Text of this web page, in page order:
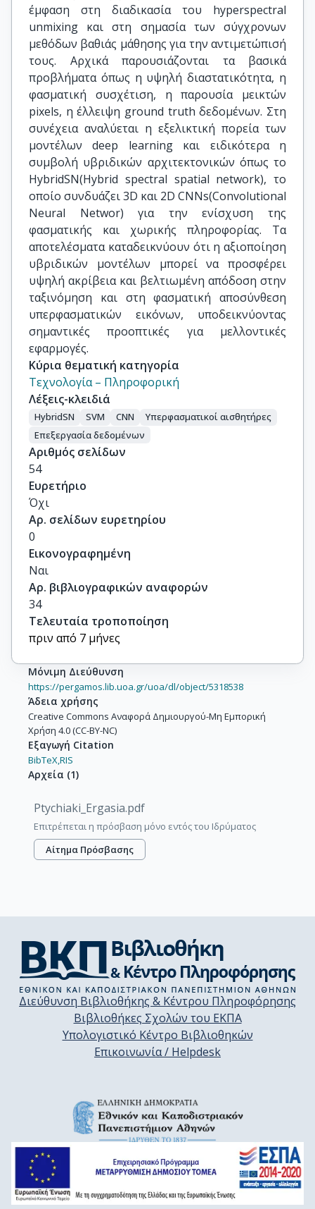
έμφαση στη διαδικασία του hyperspectral
unmixing και στη σημασία των σύγχρονων
μεθόδων βαθιάς μάθησης για την αντιμετώπισή
τους. Αρχικά παρουσιάζονται τα βασικά
προβλήματα όπως η υψηλή διαστατικότητα, η
φασματική συσχέτιση, η παρουσία μεικτών
pixels, η έλλειψη ground truth δεδομένων. Στη
συνέχεια αναλύεται η εξελικτική πορεία των
μοντέλων deep learning και ειδικότερα η
συμβολή υβριδικών αρχιτεκτονικών όπως το
HybridSN(Hybrid spectral spatial network), το
οποίο συνδυάζει 3D και 2D CNNs(Convolutional
Neural Networ) για την ενίσχυση της
φασματικής και χωρικής πληροφορίας. Τα
αποτελέσματα καταδεικνύουν ότι η αξιοποίηση
υβριδικών μοντέλων μπορεί να προσφέρει
υψηλή ακρίβεια και βελτιωμένη απόδοση στην
ταξινόμηση και στη φασματική αποσύνθεση
υπερφασματικών εικόνων, υποδεικνύοντας
σημαντικές προοπτικές για μελλοντικές
εφαρμογές.
Κύρια θεματική κατηγορία
Τεχνολογία – Πληροφορική
Λέξεις-κλειδιά
HybridSN SVM CNN
Υπερφασματικοί αισθητήρες
Επεξεργασία δεδομένων
Αριθμός σελίδων
54
Ευρετήριο
Όχι
Αρ. σελίδων ευρετηρίου
0
Εικονογραφημένη
Ναι
Αρ. βιβλιογραφικών αναφορών
34
Τελευταία τροποποίηση
πριν από 7 μήνες
Μόνιμη Διεύθυνση
https://pergamos.lib.uoa.gr/uoa/dl/object/5318538
Άδεια χρήσης
Creative Commons Αναφορά Δημιουργού-Μη Εμπορική
Χρήση 4.0 (CC-BY-NC)
Εξαγωγή Citation
BibTeX,RIS
Αρχεία (1)
Ptychiaki_Ergasia.pdf
Επιτρέπεται η πρόσβαση μόνο εντός του Ιδρύματος
Αίτημα Πρόσβασης
Διεύθυνση Βιβλιοθήκης & Κέντρου Πληροφόρησης
Βιβλιοθήκες Σχολών του ΕΚΠΑ
Υπολογιστικό Κέντρο Βιβλιοθηκών
Επικοινωνία / Helpdesk